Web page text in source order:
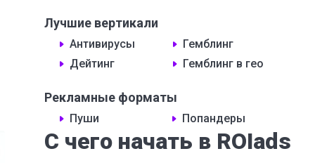
С чего начать в ROIads
Лучшие вертикали
Антивирусы
Гемблинг
Дейтинг
Гемблинг в гео
Рекламные форматы
Пуши Попандеры